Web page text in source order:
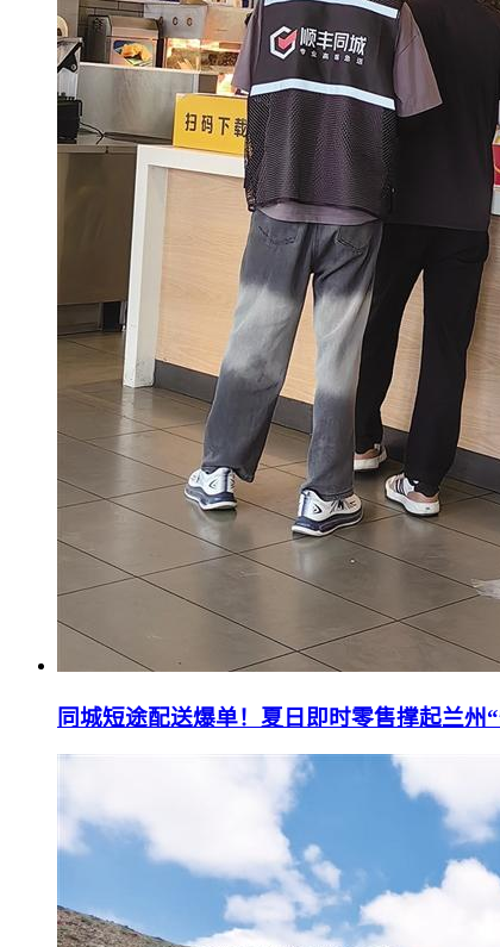
同城短途配送爆单！夏日即时零售撑起兰州